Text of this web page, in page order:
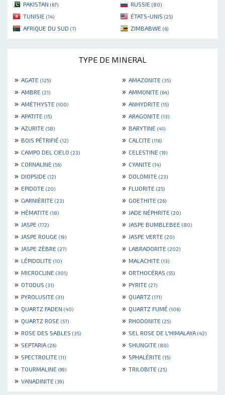
PAKISTAN (67) RUSSIE (80)
TUNISIE (14) ÉTATS-UNIS (25)
AFRIQUE DU SUD (7) ZIMBABWE (6)
TYPE DE MINERAL
» AGATE (125) » AMAZONITE (35)
» AMBRE (21) » AMMONITE (64)
» AMÉTHYSTE (100) » ANHYDRITE (15)
» APATITE (15) » ARAGONITE (13)
» AZURITE (58) » BARYTINE (41)
» BOIS PÉTRIFIÉ (12) » CALCITE (116)
» CAMPO DEL CIELO (23) » CELESTINE (19)
» CORNALINE (56) » CYANITE (14)
» DIOPSIDE (12) » DOLOMITE (23)
» EPIDOTE (20) » FLUORITE (25)
» GARNIÈRITE (23) » GOETHITE (26)
» HÉMATITE (18) » JADE NÉPHRITE (20)
» JASPE (172) » JASPE BUMBLEBEE (80)
» JASPE ROUGE (19) » JASPE VERTE (20)
» JASPE ZÈBRE (27) » LABRADORITE (202)
» LÉPIDOLITE (10) » MALACHITE (13)
» MICROCLINE (301) » ORTHOCÉRAS (55)
» OTODUS (31) » PYRITE (27)
» PYROLUSITE (31) » QUARTZ (171)
» QUARTZ FADEN (40) » QUARTZ FUMÉ (106)
» QUARTZ ROSE (57) » RHODONITE (25)
» ROSE DES SABLES (35) » SEL ROSE DE L'HIMALAYA (42)
» SEPTARIA (26) » SHUNGITE (80)
» SPECTROLITE (11) » SPHALÉRITE (15)
» TOURMALINE (99) » TRILOBITE (25)
» VANADINITE (39)